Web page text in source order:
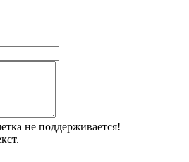
не поддерживается!